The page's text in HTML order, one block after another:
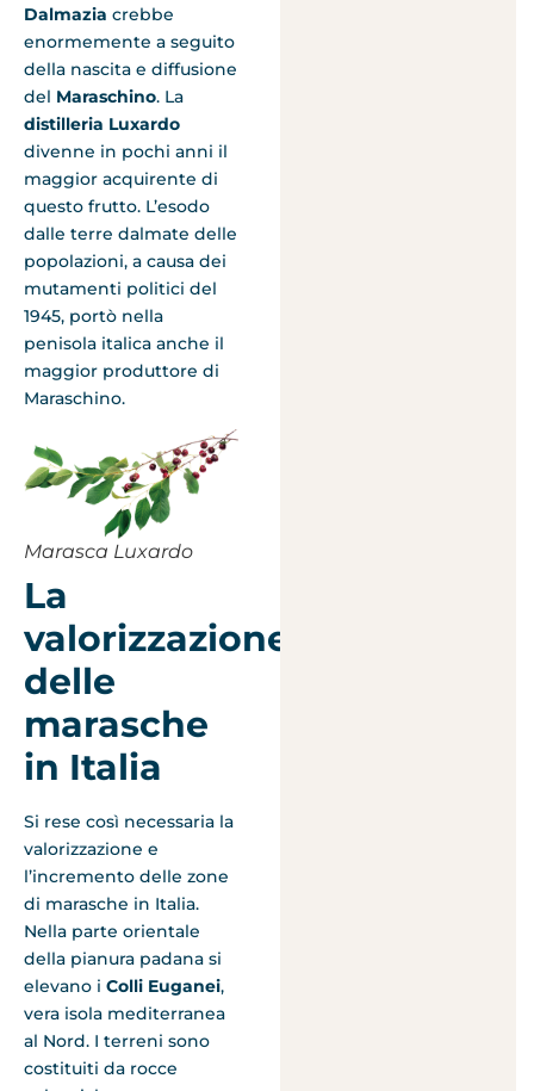
Dalmazia crebbe
enormemente a seguito
della nascita e diffusione
del Maraschino. La
distilleria Luxardo
divenne in pochi anni il
maggior acquirente di
questo frutto. L’esodo
dalle terre dalmate delle
popolazioni, a causa dei
mutamenti politici del
1945, portò nella
penisola italica anche il
maggior produttore di
Maraschino.
Marasca Luxardo
La
valorizzazione
delle
marasche
in Italia
Si rese così necessaria la
valorizzazione e
l’incremento delle zone
di marasche in Italia.
Nella parte orientale
della pianura padana si
elevano i Colli Euganei,
vera isola mediterranea
al Nord. I terreni sono
costituiti da rocce